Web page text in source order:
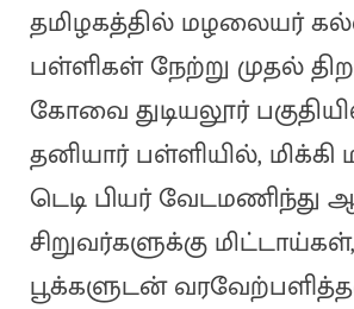
தமிழகத்தில் மழலையர்
பள்ளிகள் நேற்று முதல்
கோவை துடியலூர்
தனியார் பள்ளியில், மிக்கி
டெடி பியர் வேடமணிந்து
சிறுவர்களுக்கு
பூக்களுடன்